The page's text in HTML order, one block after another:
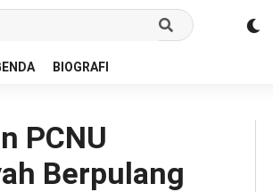
BIOGRAFI
PCNU
Berpulang